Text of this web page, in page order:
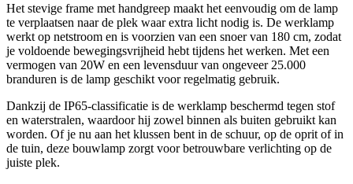
Het stevige frame met handgreep maakt het eenvoudig om de lamp
te verplaatsen naar de plek waar extra licht nodig is. De werklamp
werkt op netstroom en is voorzien van een snoer van 180 cm, zodat
je voldoende bewegingsvrijheid hebt tijdens het werken. Met een
vermogen van 20W en een levensduur van ongeveer 25.000
branduren is de lamp geschikt voor regelmatig gebruik.
Dankzij de IP65-classificatie is de werklamp beschermd tegen stof
en waterstralen, waardoor hij zowel binnen als buiten gebruikt kan
worden. Of je nu aan het klussen bent in de schuur, op de oprit of in
de tuin, deze bouwlamp zorgt voor betrouwbare verlichting op de
juiste plek.